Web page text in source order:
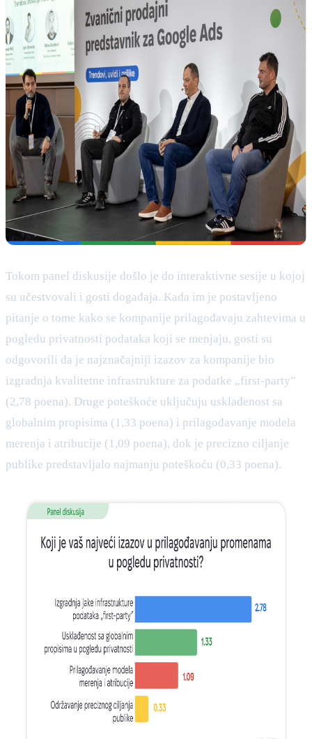
Tokom panel diskusije došlo je do interaktivne sesije u kojoj
su učestvovali i gosti događaja. Kada im je postavljeno
pitanje o tome kako se kompanije prilagođavaju zahtevima u
pogledu privatnosti podataka koji se menjaju, gosti su
odgovorili da je najznačajniji izazov za kompanije bio
izgradnja kvalitetne infrastrukture za podatke „first-party”
(2,78 poena). Druge poteškoće uključuju usklađenost sa
globalnim propisima (1,33 poena) i prilagođavanje modela
merenja i atribucije (1,09 poena), dok je precizno ciljanje
publike predstavljalo najmanju poteškoću (0,33 poena).